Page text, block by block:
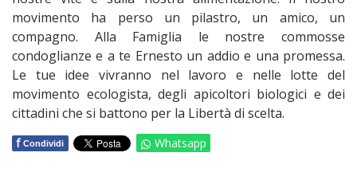
movimento ha perso un pilastro, un amico, un
compagno. Alla Famiglia le nostre commosse
condoglianze e a te Ernesto un addio e una promessa.
Le tue idee vivranno nel lavoro e nelle lotte del
movimento ecologista, degli apicoltori biologici e dei
cittadini che si battono per la Libertà di scelta.
f Condividi Whatsapp